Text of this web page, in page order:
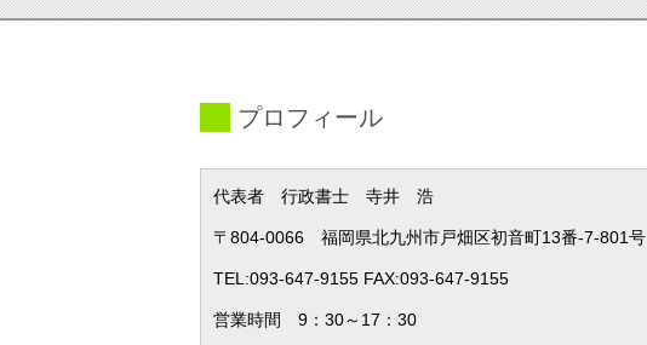
プロフィール
代表者 行政書士 寺井 浩
〒804-0066 福岡県北九州市戸畑区初音町13番-7-801号
TEL:093-647-9155 FAX:093-647-9155
営業時間 9：30～17：30